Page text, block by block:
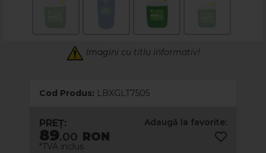
Imagini cu titlu informativ!
Cod Produs: LBXGLT7505
Adaugă la favorite:
PREȚ:
89.00 RON
*TVA inclus